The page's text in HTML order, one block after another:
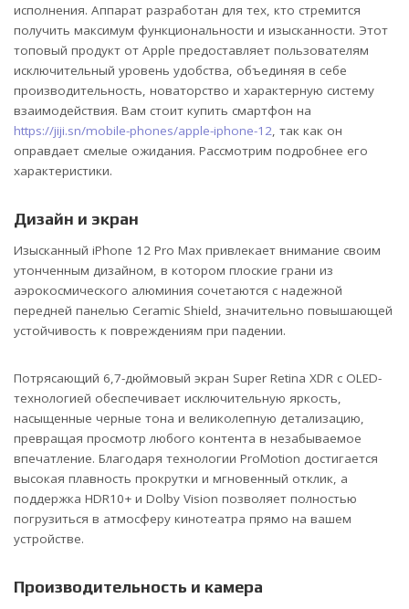
исполнения. Аппарат разработан для тех, кто стремится
получить максимум функциональности и изысканности. Этот
топовый продукт от Apple предоставляет пользователям
исключительный уровень удобства, объединяя в себе
производительность, новаторство и характерную систему
взаимодействия. Вам стоит купить смартфон на
https://jiji.sn/mobile-phones/apple-iphone-12, так как он
оправдает смелые ожидания. Рассмотрим подробнее его
характеристики.
Дизайн и экран
Изысканный iPhone 12 Pro Max привлекает внимание своим
утонченным дизайном, в котором плоские грани из
аэрокосмического алюминия сочетаются с надежной
передней панелью Ceramic Shield, значительно повышающей
устойчивость к повреждениям при падении.
Потрясающий 6,7-дюймовый экран Super Retina XDR с OLED-
технологией обеспечивает исключительную яркость,
насыщенные черные тона и великолепную детализацию,
превращая просмотр любого контента в незабываемое
впечатление. Благодаря технологии ProMotion достигается
высокая плавность прокрутки и мгновенный отклик, а
поддержка HDR10+ и Dolby Vision позволяет полностью
погрузиться в атмосферу кинотеатра прямо на вашем
устройстве.
Производительность и камера